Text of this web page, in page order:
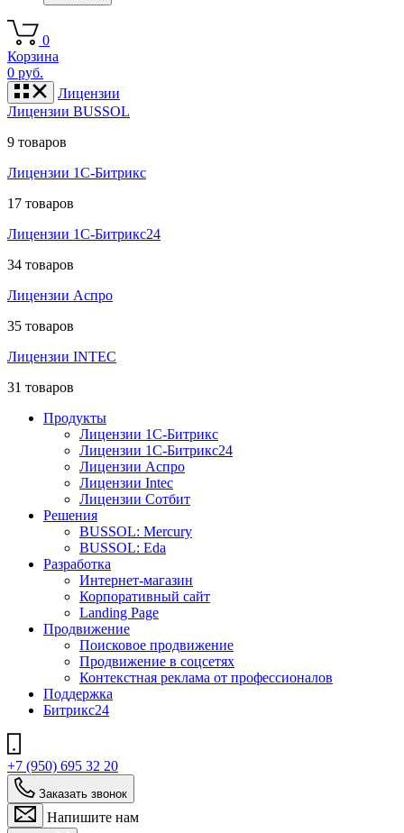
0
Корзина
0 руб.
Лицензии
Лицензии BUSSOL
9 товаров
Лицензии 1С-Битрикс
17 товаров
Лицензии 1С-Битрикс24
34 товаров
Лицензии Аспро
35 товаров
Лицензии INTEC
31 товаров
Продукты
Лицензии 1С-Битрикс
Лицензии 1С-Битрикс24
Лицензии Аспро
Лицензии Intec
Лицензии Сотбит
Решения
BUSSOL: Mercury
BUSSOL: Eda
Разработка
Интернет-магазин
Корпоративный сайт
Landing Page
Продвижение
Поисковое продвижение
Продвижение в соцсетях
Контекстная реклама от профессионалов
Поддержка
Битрикс24
+7 (950) 695 32 20
Заказать звонок
Напишите нам